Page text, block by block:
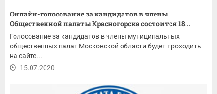
Онлайн-голосование за кандидатов в члены
Общественной палаты Красногорска состоится 18...
Голосование за кандидатов в члены муниципальных
общественных палат Московской области будет проходить
на сайте...
15.07.2020